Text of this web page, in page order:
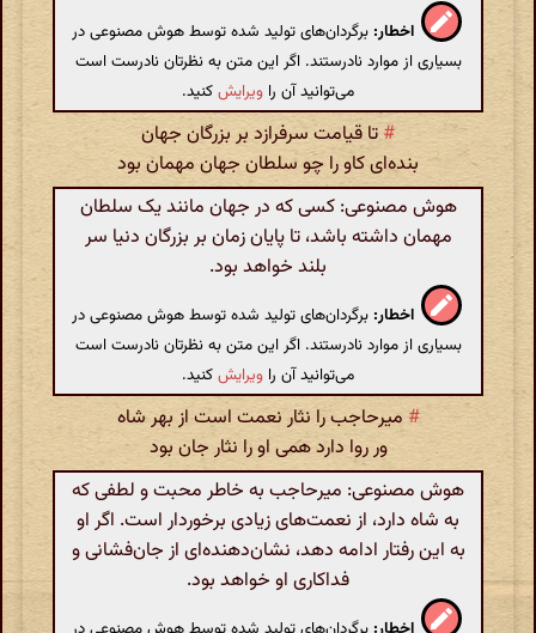
اخطار: برگردان‌های تولید شده توسط هوش مصنوعی در
بسیاری از موارد نادرستند. اگر این متن به نظرتان نادرست است
می‌توانید آن را ویرایشکنید.
#تا قیامت سرفرازد بر بزرگان جهان
بنده‌ای کاو را چو سلطان جهان مهمان بود
هوش مصنوعی: کسی که در جهان مانند یک سلطان
مهمان داشته باشد، تا پایان زمان بر بزرگان دنیا سر
بلند خواهد بود.
اخطار: برگردان‌های تولید شده توسط هوش مصنوعی در
بسیاری از موارد نادرستند. اگر این متن به نظرتان نادرست است
می‌توانید آن را ویرایشکنید.
# میرحاجب را نثار نعمت است از بهر شاه
ور روا دارد همی او را نثار جان بود
هوش مصنوعی: میرحاجب به خاطر محبت و لطفی که
به شاه دارد، از نعمت‌های زیادی برخوردار است. اگر او
به این رفتار ادامه دهد، نشان‌دهنده‌ای از جان‌فشانی و
فداکاری او خواهد بود.